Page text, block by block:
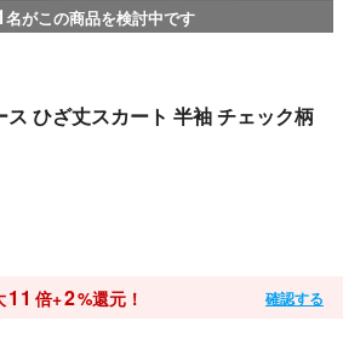
名がこの商品を検討中です
ひざ丈スカート 半袖 チェック柄
11 倍+2%還元！ 確認する